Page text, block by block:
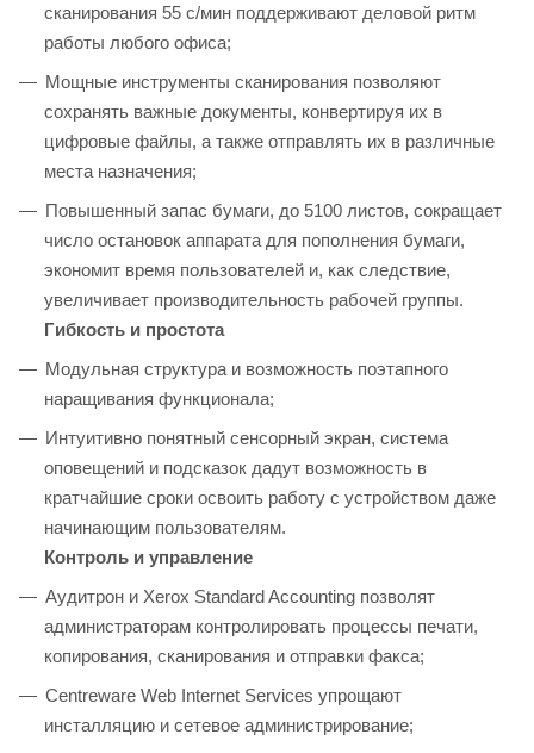
сканирования 55 с/мин поддерживают деловой ритм
работы любого офиса;
Мощные инструменты сканирования позволяют
сохранять важные документы, конвертируя их в
цифровые файлы, а также отправлять их в различные
места назначения;
Повышенный запас бумаги, до 5100 листов, сокращает
число остановок аппарата для пополнения бумаги,
экономит время пользователей и, как следствие,
увеличивает производительность рабочей группы.
Гибкость и простота
Модульная структура и возможность поэтапного
наращивания функционала;
Интуитивно понятный сенсорный экран, система
оповещений и подсказок дадут возможность в
кратчайшие сроки освоить работу с устройством даже
начинающим пользователям.
Контроль и управление
Аудитрон и Xerox Standard Accounting позволят
администраторам контролировать процессы печати,
копирования, сканирования и отправки факса;
Centreware Web Internet Services упрощают
инсталляцию и сетевое администрирование;